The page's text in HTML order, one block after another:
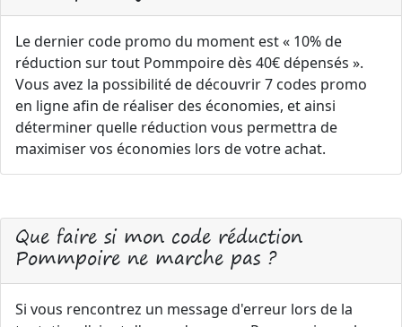
Le dernier code promo du moment est « 10% de
réduction sur tout Pommpoire dès 40€ dépensés ».
Vous avez la possibilité de découvrir 7 codes promo
en ligne afin de réaliser des économies, et ainsi
déterminer quelle réduction vous permettra de
maximiser vos économies lors de votre achat.
Que faire si mon code réduction
Pommpoire ne marche pas ?
Si vous rencontrez un message d'erreur lors de la